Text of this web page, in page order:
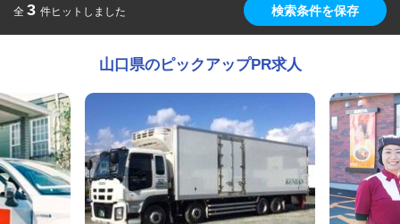
全 3 件ヒットしました 検索条件を保存
山口県のピックアップPR求人